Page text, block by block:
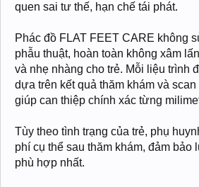
quen sai tư thế, hạn chế tái phát.
Phác đồ FLAT FEET CARE không
phẫu thuật, hoàn toàn không xâm
và nhẹ nhàng cho trẻ. Mỗi liệu trình
dựa trên kết quả thăm khám và
giúp can thiệp chính xác từng
Tùy theo tình trạng của trẻ, phụ
phí cụ thể sau thăm khám, đảm
phù hợp nhất.